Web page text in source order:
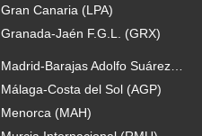
Gran Canaria (LPA)
Granada-Jaén F.G.L. (GRX)
Málaga-Costa del Sol (AGP)
Menorca (MAH)